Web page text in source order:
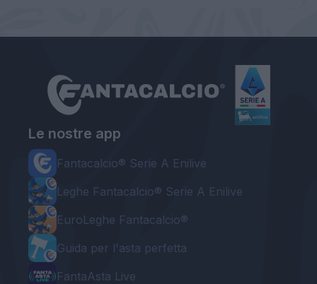
Le nostre app
Fantacalcio® Serie A Enilive
Leghe Fantacalcio® Serie A Enilive
EuroLeghe Fantacalcio®
Guida per l'asta perfetta
FantaAsta Live